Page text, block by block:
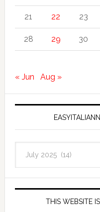
21 22 23
28 29 30
« Jun Aug »
Archives
THIS WEBSITE